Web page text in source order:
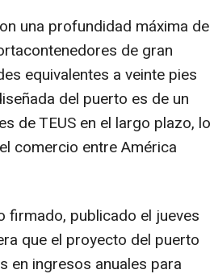
una profundidad máxima de
de gran
equivalentes a veinte pies
del puerto es de un
de TEUS en el largo plazo, lo
comercio entre América
firmado, publicado el jueves
que el proyecto del puerto
en ingresos anuales para